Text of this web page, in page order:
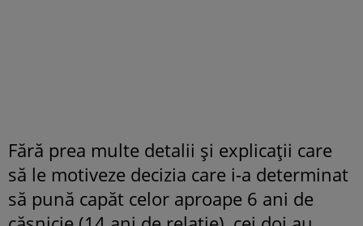
Fără prea multe detalii şi explicaţii care
să le motiveze decizia care i-a determinat
să pună capăt celor aproape 6 ani de